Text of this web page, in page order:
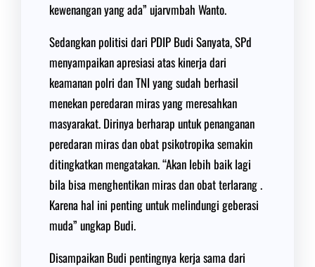
kewenangan yang ada” ujarvmbah Wanto.
Sedangkan politisi dari PDIP Budi Sanyata, SPd
menyampaikan apresiasi atas kinerja dari
keamanan polri dan TNI yang sudah berhasil
menekan peredaran miras yang meresahkan
masyarakat. Dirinya berharap untuk penanganan
peredaran miras dan obat psikotropika semakin
ditingkatkan mengatakan. “Akan lebih baik lagi
bila bisa menghentikan miras dan obat terlarang .
Karena hal ini penting untuk melindungi geberasi
muda” ungkap Budi.
Disampaikan Budi pentingnya kerja sama dari